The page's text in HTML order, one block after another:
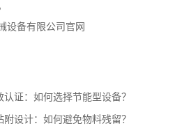
设备有限公司官网
证：如何选择节能型设备？
设计：如何避免物料残留？